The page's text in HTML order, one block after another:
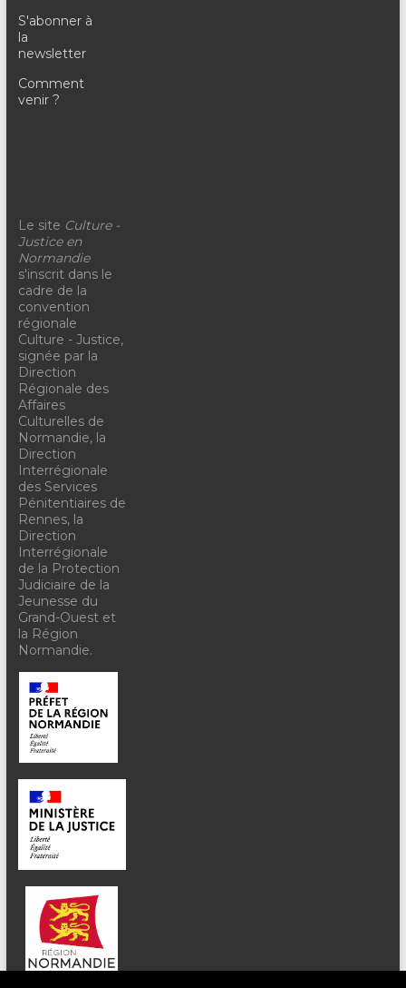
S'abonner à
la
newsletter
Comment
venir ?
Le site Culture -
Justice en
Normandie
s'inscrit dans le
cadre de la
convention
régionale
Culture - Justice,
signée par la
Direction
Régionale des
Affaires
Culturelles de
Normandie, la
Direction
Interrégionale
des Services
Pénitentiaires de
Rennes, la
Direction
Interrégionale
de la Protection
Judiciaire de la
Jeunesse du
Grand-Ouest et
la Région
Normandie.